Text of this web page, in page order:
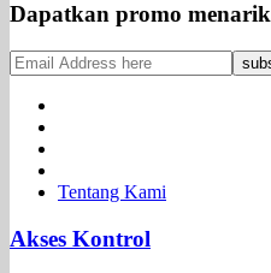
Dapatkan promo menarik
Tentang Kami
Akses Kontrol